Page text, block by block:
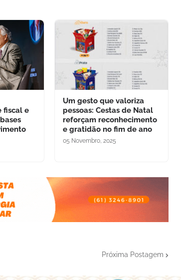
fiscal e
Um gesto que valoriza
pessoas: Cestas de Natal
reforçam reconhecimento
e gratidão no fim de ano
05 Novembro, 2025
Próxima Postagem